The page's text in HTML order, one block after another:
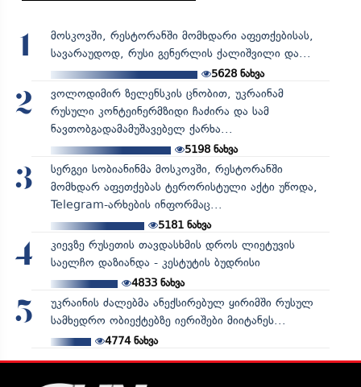
1
მოსკოვში, რესტორანში მომხდარი აფეთქებისას,
სავარაუდოდ, რუსი გენერლის ქალიშვილი და...
5628 ნახვა
2
ვოლოდიმირ ზელენსკის ცნობით, უკრაინამ
რუსული კონტეინერმზიდი ჩაძირა და სამ
ნავთობგადამამუშავებელ ქარხა...
5198ნახვა
3
სერგეი სობიანინმა მოსკოვში, რესტორანში
მომხდარ აფეთქებას ტერორისტული აქტი უწოდა,
Telegram-არხების ინფორმაც...
5181ნახვა
4
კიევზე რუსეთის თავდასხმის დროს ლიეტუვის
საელჩო დაზიანდა - კესტუტის ბუდრისი
4833ნახვა
5
უკრაინის ძალებმა ანექსირებულ ყირიმში რუსულ
სამხედრო ობიექტებზე იერიშები მიიტანეს...
4774ნახვა